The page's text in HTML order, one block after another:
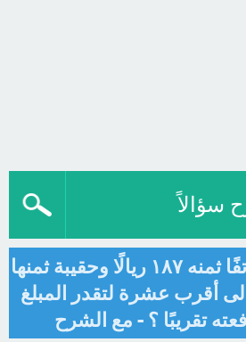
سؤالاً
اشترت سارة هاتفًا ثمنه ١٨٧ ريالًا وحقيبة ثمنها
إلى أقرب عشرة لتقدر المبلغ
تقريبًا ؟ - مع الشرح